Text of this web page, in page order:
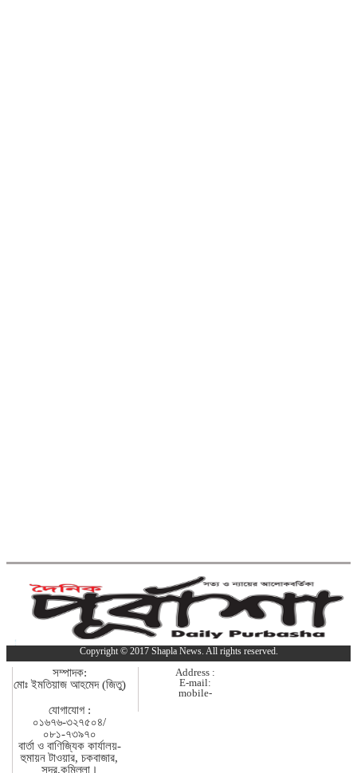
কুমিল্লার মোট ডেঙ্গু রোগীর ৩৩ শতাংশই
দাউদকান্দি উপজেলার
কুমিল্লায় পিকআপ চালক হত্যার ঘটনায়
গ্রেপ্তার দ্বিতীয় স্ত্রী
পরীক্ষা নয়, ফলাফলের ভিত্তিতেই
একাদশ শ্রেণিতে ভর্তি
Copyright © 2017 Shapla News. All rights reserved.
সম্পাদক:
মোঃ ইমতিয়াজ আহমেদ (জিতু)
যোগাযোগ :
০১৬৭৬-৩২৭৫০৪/
০৮১-৭৩৯৭০
বার্তা ও বাণিজ্যিক কার্যালয়-
হুমায়ন টাওয়ার, চকবাজার,
সদর,কুমিল্লা।
Address :
E-mail:
mobile-